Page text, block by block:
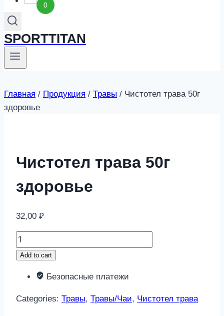
0
SPORTTITAN
Главная / Продукция / Травы / Чистотел трава 50г
здоровье
Чистотел трава 50г
здоровье
32,00 ₽
Чистотел
трава
здоровье
Add to cart
Безопасные платежи
Categories: Травы, Травы/Чаи, Чистотел трава